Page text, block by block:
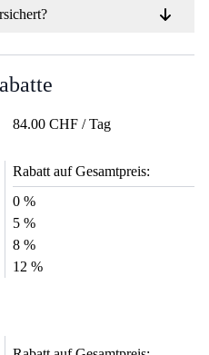
84.00 CHF / Tag
Rabatt auf Gesamtpreis:
0 %
5 %
8 %
12 %